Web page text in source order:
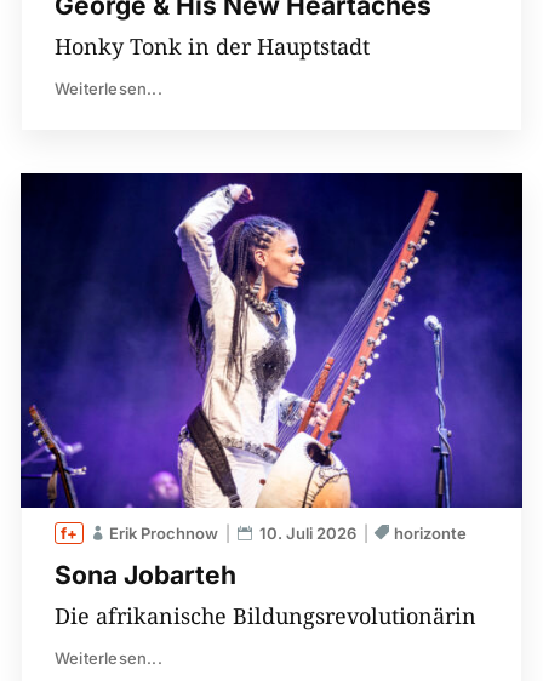
Honky Tonk in der Hauptstadt
Weiterlesen...
Sona Jobarteh
Erik Prochnow 10. Juli 2026 horizonte
Die afrikanische Bildungsrevolutionärin
Weiterlesen...